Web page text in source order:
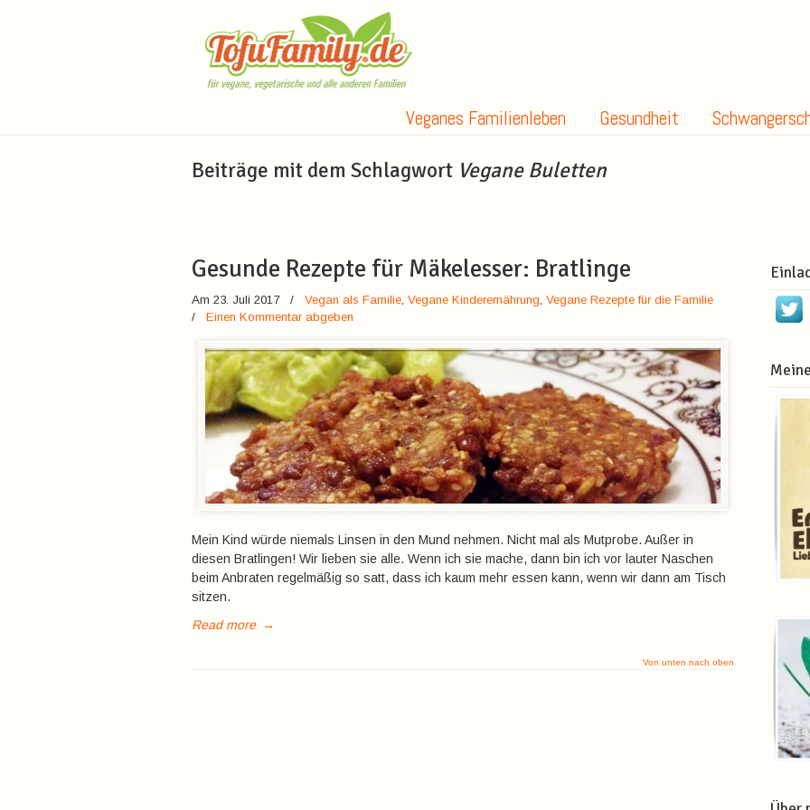
Veganes Familienleben Gesundheit
Beiträge mit dem Schlagwort Vegane Buletten
Gesunde Rezepte für Mäkelesser: Bratlinge
Am 23. Juli 2017 / Vegan als Familie, Vegane Kinderernährung, Vegane Rezepte für die Familie
/ Einen Kommentar abgeben
Mein Kind würde niemals Linsen in den Mund nehmen. Nicht mal als Mutprobe. Außer in
diesen Bratlingen! Wir lieben sie alle. Wenn ich sie mache, dann bin ich vor lauter Naschen
beim Anbraten regelmäßig so satt, dass ich kaum mehr essen kann, wenn wir dann am Tisch
sitzen.
Read more →
Von unten nach oben